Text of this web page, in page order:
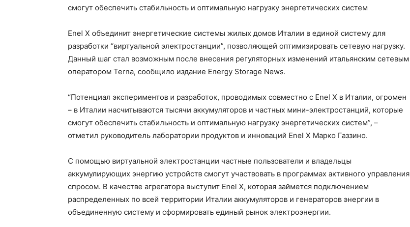
смогут обеспечить стабильность и оптимальную нагрузку энергетических систем
Enel X объединит энергетические системы жилых домов Италии в единой систему для
разработки “виртуальной электростанции”, позволяющей оптимизировать сетевую нагрузку.
Данный шаг стал возможным после внесения регуляторных изменений итальянским сетевым
оператором Terna, сообщило издание Energy Storage News.
“Потенциал экспериментов и разработок, проводимых совместно с Enel X в Италии, огромен
– в Италии насчитываются тысячи аккумуляторов и частных мини-электростанций, которые
смогут обеспечить стабильность и оптимальную нагрузку энергетических систем”, –
отметил руководитель лаборатории продуктов и инноваций Enel X Марко Газзино.
С помощью виртуальной электростанции частные пользователи и владельцы
аккумулирующих энергию устройств смогут участвовать в программах активного управления
спросом. В качестве агрегатора выступит Enel X, которая займется подключением
распределенных по всей территории Италии аккумуляторов и генераторов энергии в
объединенную систему и сформировать единый рынок электроэнергии.